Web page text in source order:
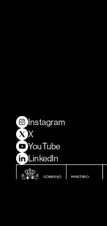
Instagram
X
YouTube
LinkedIn